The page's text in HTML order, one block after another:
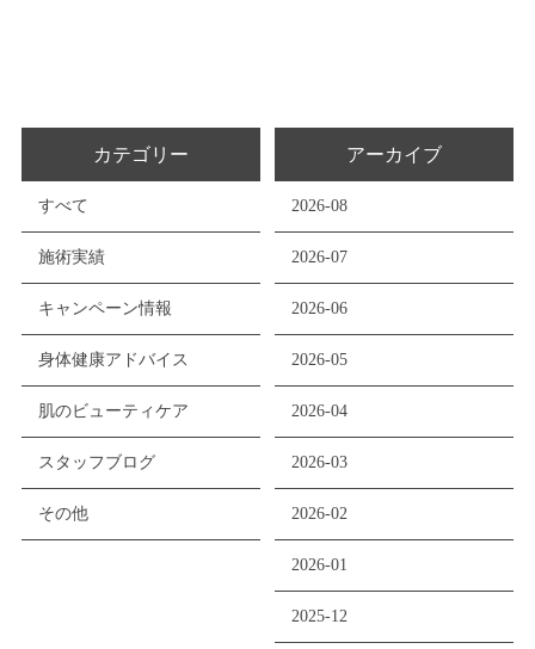
カテゴリー
すべて
施術実績
キャンペーン情報
身体健康アドバイス
肌のビューティケア
スタッフブログ
その他
アーカイブ
2026-08
2026-07
2026-06
2026-05
2026-04
2026-03
2026-02
2026-01
2025-12